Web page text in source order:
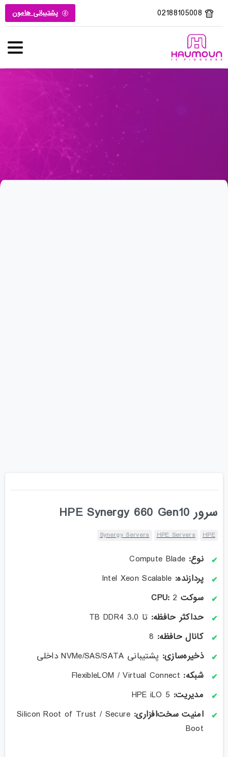
02188105008 پشتیبانی هامون
سرور HPE Synergy 660 Gen10
HPE
HPE Servers
Synergy Servers
نوع:
پردازنده:
سوکت 2
حداکثر حافظه: تا 3.0 TB DDR4
کانال حافظه:
ذخیره‌سازی: پشتیبانی NVMe/SAS/SATA داخلی
شبکه:
مدیریت:
امنیت سخت‌افزاری:
Silicon Root of Trust / Secure
Boot